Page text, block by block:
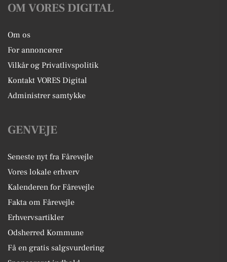
OM VORES DIGITAL
Om os
For annoncører
Vilkår og Privatlivspolitik
Kontakt VORES Digital
Administrer samtykke
GENVEJE
Seneste nyt fra Fårevejle
Vores lokale erhverv
Kalenderen for Fårevejle
Fakta om Fårevejle
Erhvervsartikler
Odsherred Kommune
Få en gratis salgsvurdering